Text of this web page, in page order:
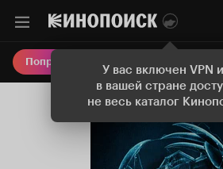
У вас включен VPN
в вашей стране
не весь каталог
Попробовать Плюс